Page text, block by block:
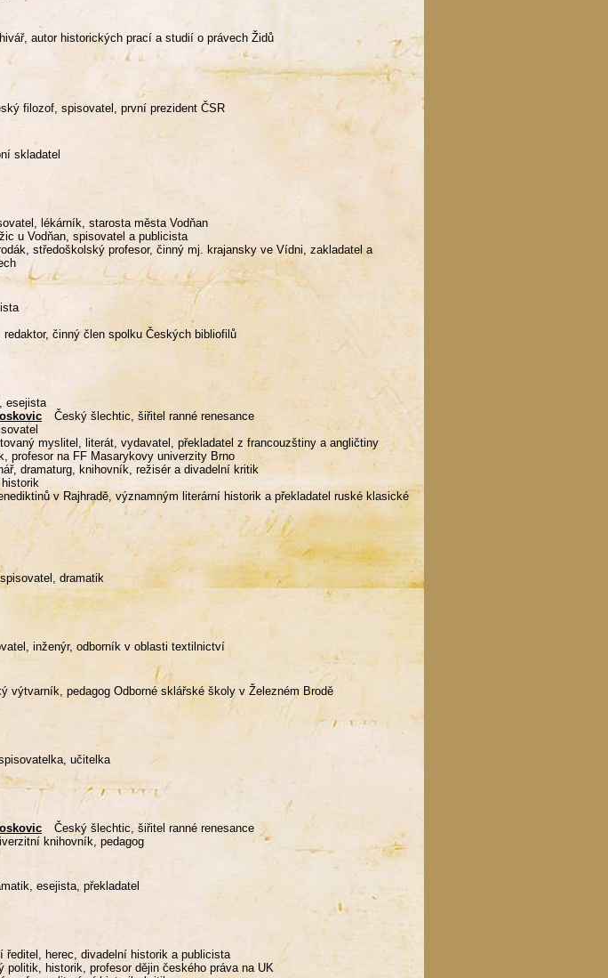
autor historických prací a studií o právech Židů
filozof, spisovatel, první prezident ČSR
skladatel
lékárník, starosta města Vodňan
u Vodňan, spisovatel a publicista
středoškolský profesor, činný mj. krajansky ve Vídni, zakladatel a
činný člen spolku Českých bibliofilů
esejista
Český šlechtic, šiřitel ranné renesance
myslitel, literát, vydavatel, překladatel z francouzštiny a angličtiny
profesor na FF Masarykovy univerzity Brno
dramaturg, knihovník, režisér a divadelní kritik
v Rajhradě, významným literární historik a překladatel ruské klasické
dramatik
inženýr, odborník v oblasti textilnictví
výtvarník, pedagog Odborné sklářské školy v Železném Brodě
učitelka
Český šlechtic, šiřitel ranné renesance
knihovník, pedagog
esejista, překladatel
ředitel, herec, divadelní historik a publicista
politik, historik, profesor dějin českého práva na UK